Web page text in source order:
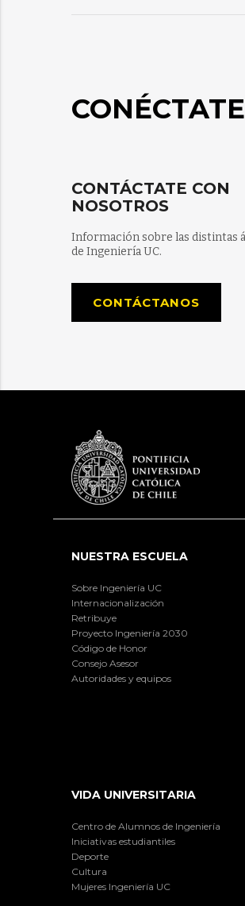
CONTÁCTATE CON
NOSOTROS
Información sobre las distintas
de Ingeniería UC.
CONTÁCTANOS
NUESTRA ESCUELA
Sobre Ingeniería UC
Internacionalización
Retribuye
Proyecto Ingeniería 2030
Código de Honor
Consejo Asesor
Autoridades y equipos
VIDA UNIVERSITARIA
Centro de Alumnos de Ingeniería
Iniciativas estudiantiles
Deporte
Cultura
Mujeres Ingeniería UC